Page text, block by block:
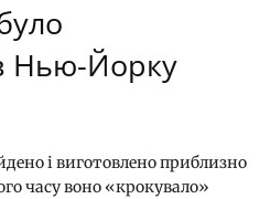
Нью-Йорку
і виготовлено приблизно
часу воно «крокувало»